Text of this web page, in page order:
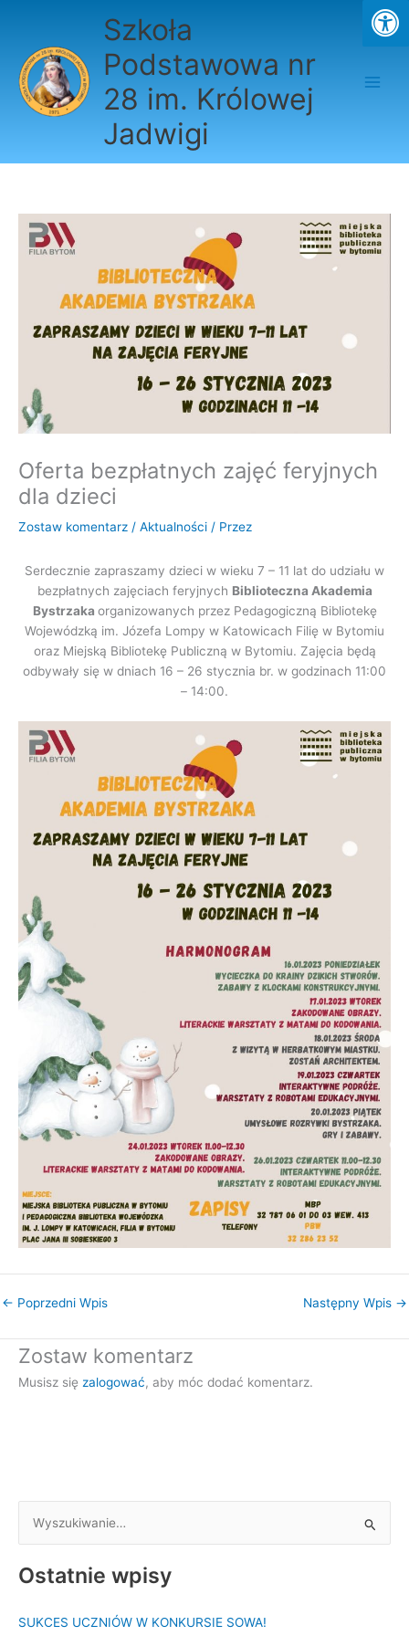
Szkoła
Podstawowa nr
28 im. Królowej
Jadwigi
Oferta bezpłatnych zajęć feryjnych
dla dzieci
Zostaw komentarz / Aktualności / Przez
Serdecznie zapraszamy dzieci w wieku 7 – 11 lat do udziału w
bezpłatnych zajęciach feryjnych Biblioteczna Akademia
Bystrzaka organizowanych przez Pedagogiczną Bibliotekę
Wojewódzką im. Józefa Lompy w Katowicach Filię w Bytomiu
oraz Miejską Bibliotekę Publiczną w Bytomiu. Zajęcia będą
odbywały się w dniach 16 – 26 stycznia br. w godzinach 11:00
– 14:00.
← Poprzedni Wpis Następny Wpis →
Zostaw komentarz
Musisz się zalogować, aby móc dodać komentarz.
u
a
Ostatnie wpisy
SUKCES UCZNIÓW W KONKURSIE SOWA!